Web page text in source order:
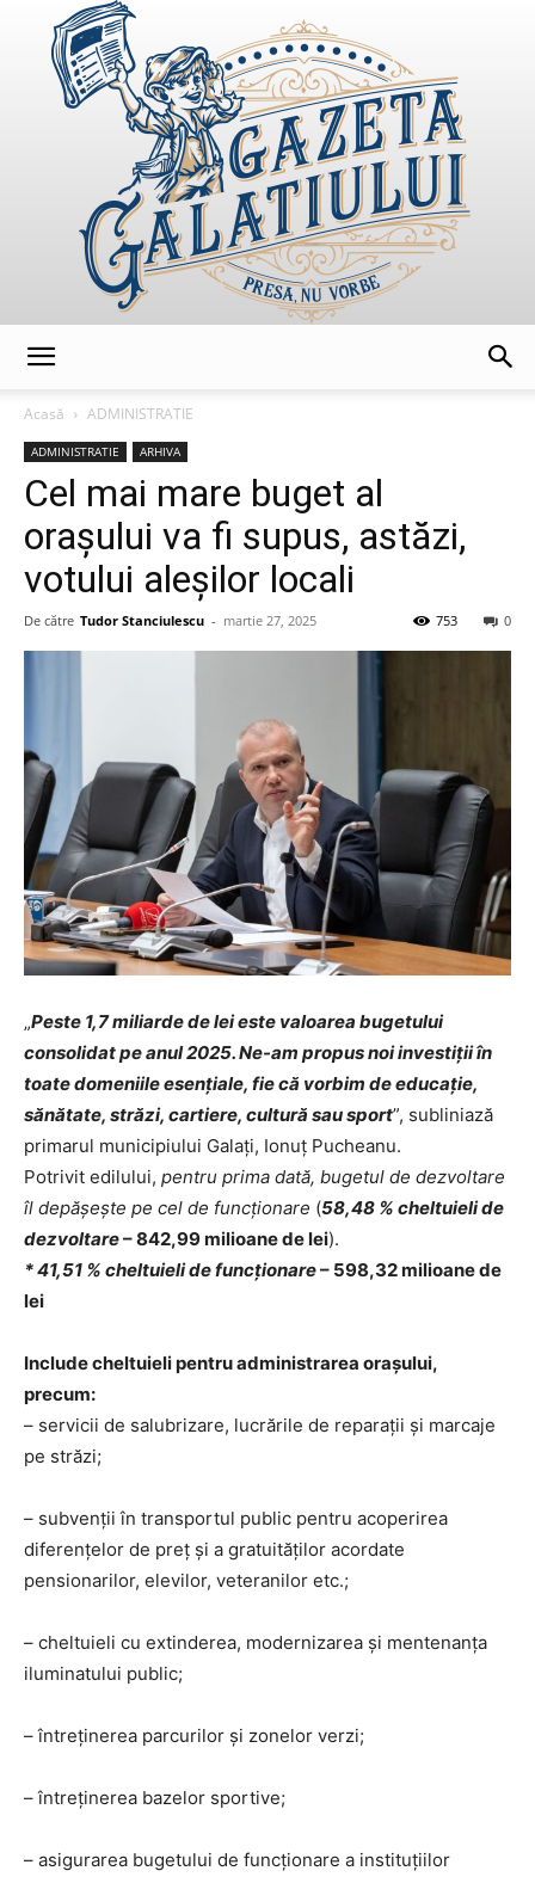
Acasă
ADMINISTRATIE
ADMINISTRATIE ARHIVA
Cel mai mare buget al
orașului va fi supus, astăzi,
votului aleșilor locali
De către Tudor Stanciulescu - martie 27, 2025 0
753
„Peste 1,7 miliarde de lei este valoarea bugetului
consolidat pe anul 2025. Ne-am propus noi investiții în
toate domeniile esențiale, fie că vorbim de educație,
sănătate, străzi, cartiere, cultură sau sport”, subliniază
primarul municipiului Galați, Ionuț Pucheanu.
Potrivit edilului, pentru prima dată, bugetul de dezvoltare
îl depășește pe cel de funcționare (58,48 % cheltuieli de
dezvoltare– 842,99 milioane de lei).
* 41,51 % cheltuieli de funcționare– 598,32 milioane de
lei
Include cheltuieli pentru administrarea orașului,
precum:
– servicii de salubrizare, lucrările de reparații și marcaje
pe străzi;
– subvenții în transportul public pentru acoperirea
diferențelor de preț și a gratuităților acordate
pensionarilor, elevilor, veteranilor etc.;
– cheltuieli cu extinderea, modernizarea și mentenanța
iluminatului public;
– întreținerea parcurilor și zonelor verzi;
– întreținerea bazelor sportive;
– asigurarea bugetului de funcționare a instituțiilor